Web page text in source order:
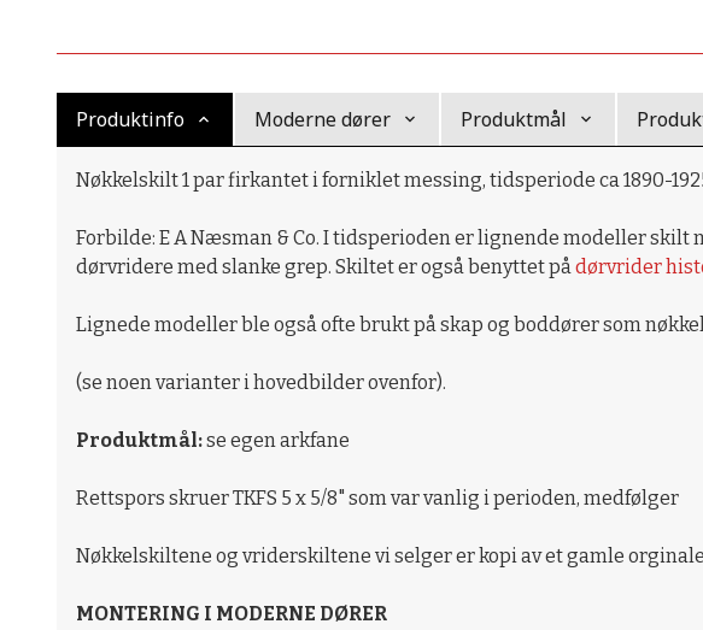
Produktinfo Moderne dører Produktmål
Nøkkelskilt 1 par firkantet i forniklet messing, tidsperiode ca 1890-
Forbilde: E A Næsman & Co. I tidsperioden er lignende modeller
dørvridere med slanke grep. Skiltet er også benyttet pådørvrider
Lignede modeller ble også ofte brukt på skap og boddører som
(se noen varianter i hovedbilder ovenfor).
Produktmål:se egen arkfane
Rettspors skruer TKFS 5 x 5/8" som var vanlig i perioden, medfølger
Nøkkelskiltene og vriderskiltene vi selger er kopi av et gamle
MONTERING I MODERNE DØRER